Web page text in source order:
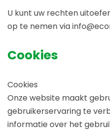
U kunt uw rechten
op te nemen via
Cookies
Cookies
Onze website maakt
gebruikerservaring te
informatie over het